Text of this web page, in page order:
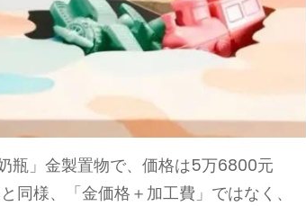
瓶」金製置物で、価格は5万6800元
同様、「金価格＋加工費」ではなく、